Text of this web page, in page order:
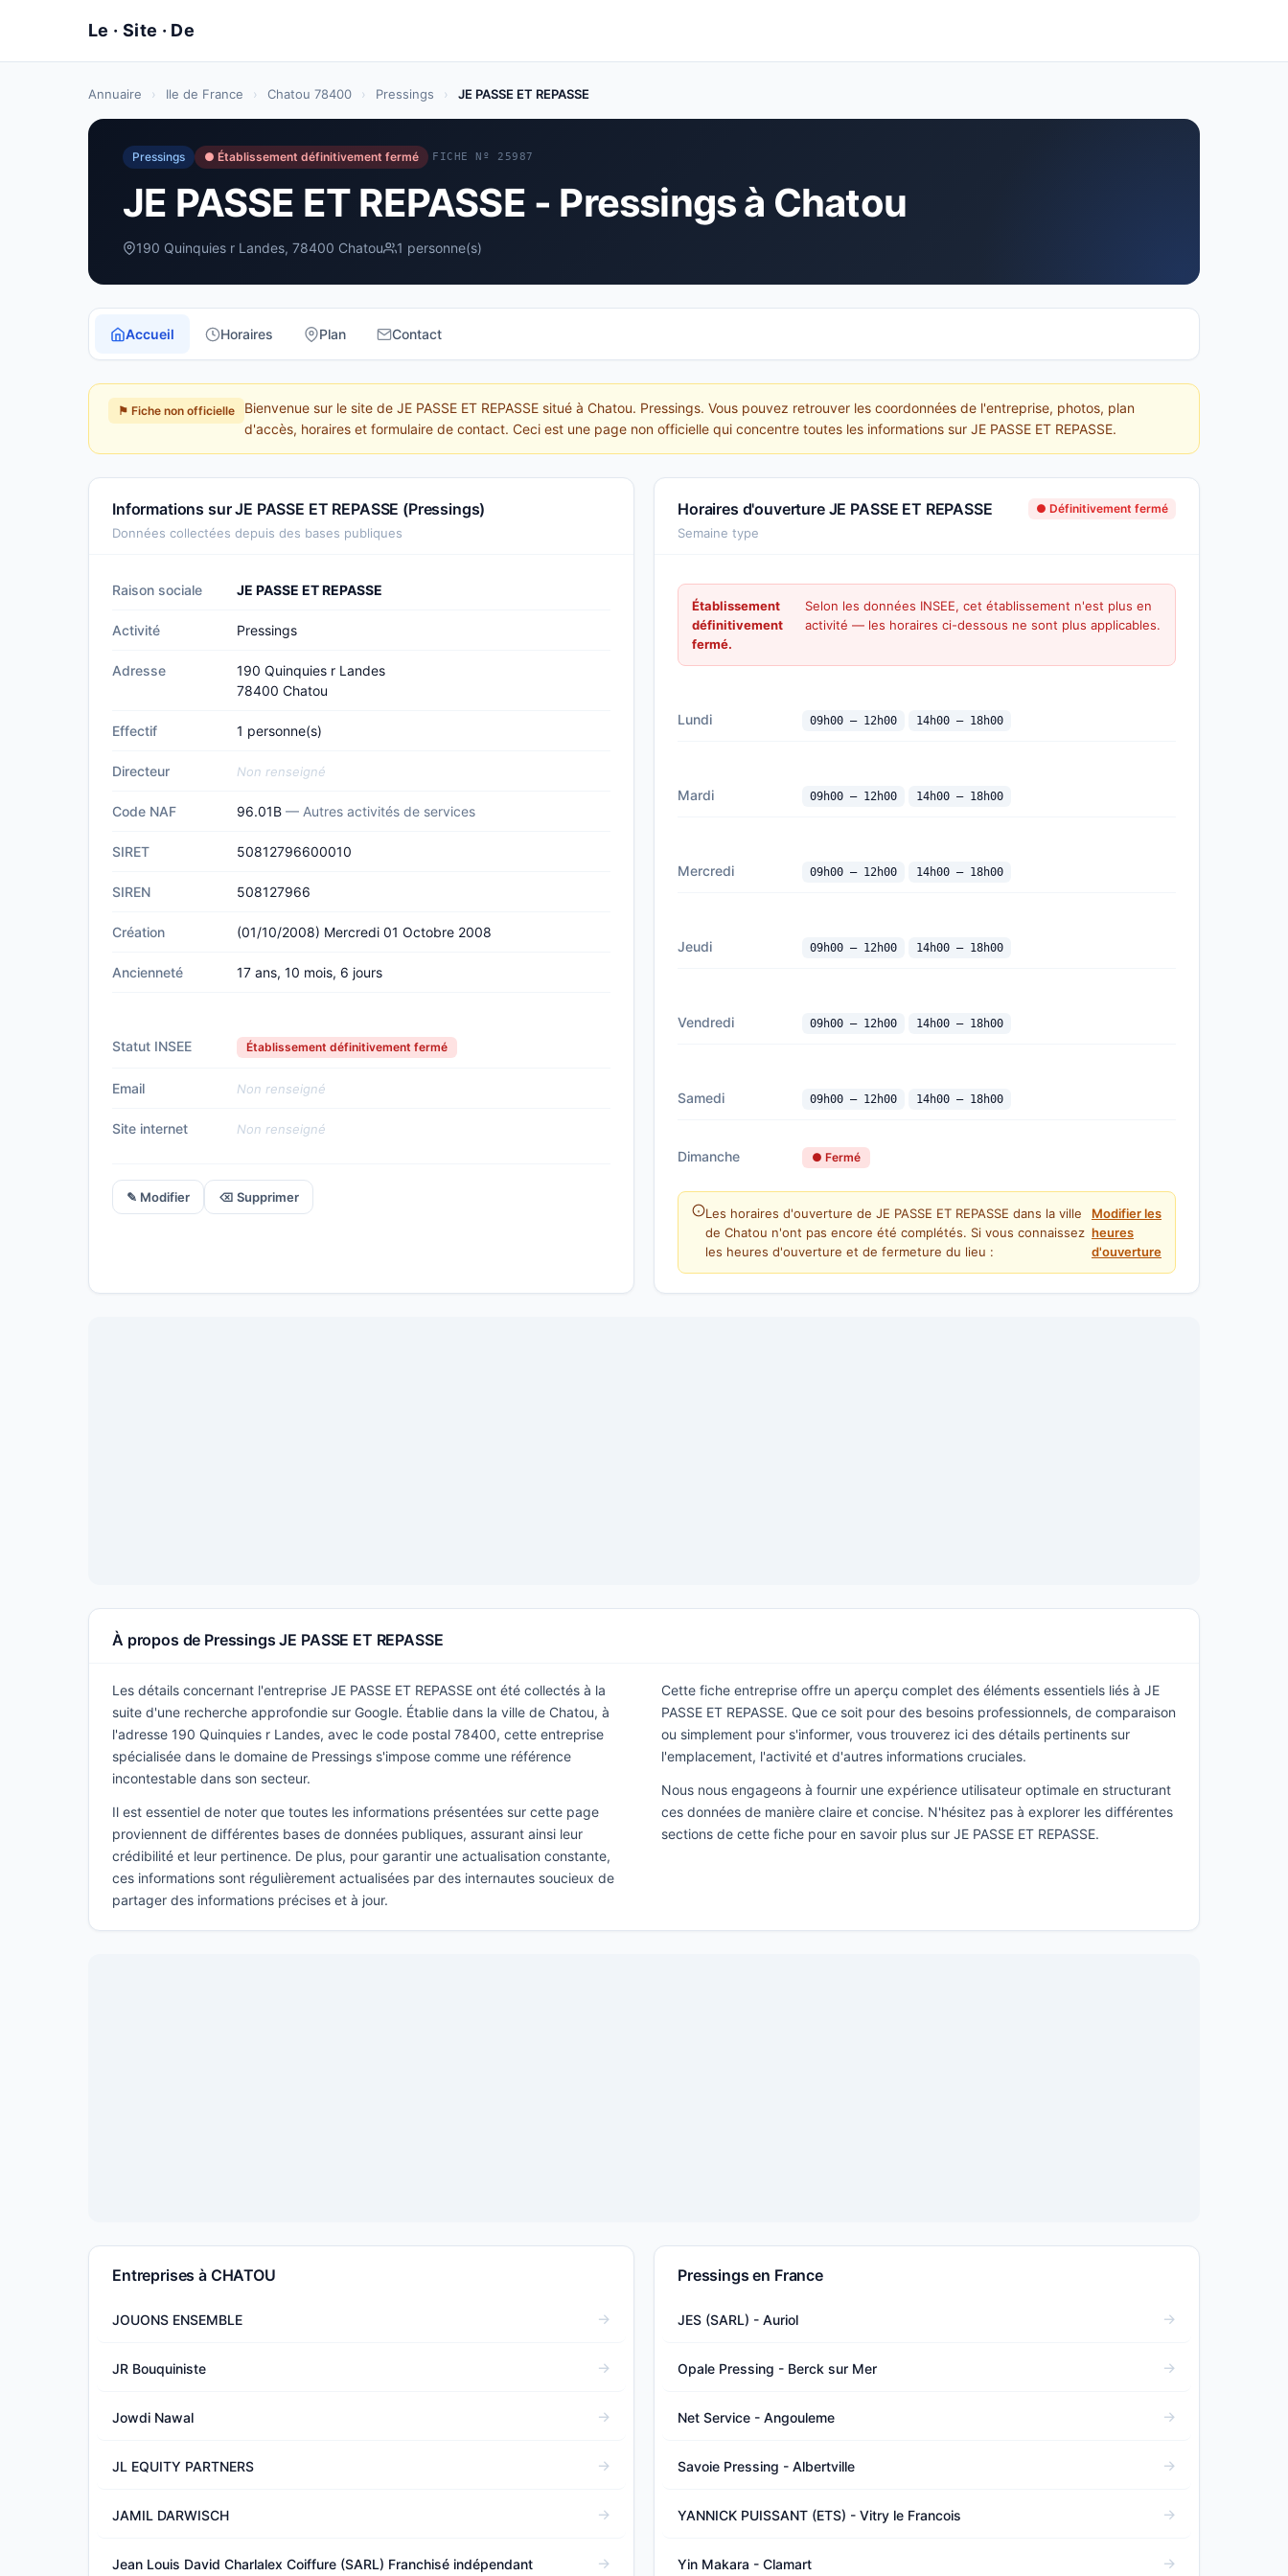
Annuaire › Ile de France › Chatou 78400 › Pressings › JE PASSE ET REPASSE
Pressings ● Établissement définitivement fermé FICHE Nº 25987
JE PASSE ET REPASSE - Pressings à Chatou
190 Quinquies r Landes, 78400 Chatou 1 personne(s)
Accueil Horaires Plan Contact
⚑ Fiche non officielle
Bienvenue sur le site de JE PASSE ET REPASSE situé à Chatou. Pressings. Vous pouvez retrouver les coordonnées de l'entreprise, photos, plan
d'accès, horaires et formulaire de contact. Ceci est une page non officielle qui concentre toutes les informations sur JE PASSE ET REPASSE.
Informations sur JE PASSE ET REPASSE (Pressings)
Données collectées depuis des bases publiques
Raison sociale JE PASSE ET REPASSE
Activité Pressings
Adresse
190 Quinquies r Landes
78400 Chatou
Effectif 1 personne(s)
Directeur Non renseigné
Code NAF 96.01B — Autres activités de services
SIRET 50812796600010
SIREN 508127966
Création (01/10/2008) Mercredi 01 Octobre 2008
Ancienneté 17 ans, 10 mois, 6 jours
Statut INSEE Établissement définitivement fermé
Email Non renseigné
Site internet Non renseigné
✎ Modifier ⌫ Supprimer
Horaires d'ouverture JE PASSE ET REPASSE ● Définitivement fermé
Semaine type
Établissement
définitivement
fermé.
Selon les données INSEE, cet établissement n'est plus en
activité — les horaires ci-dessous ne sont plus applicables.
Lundi 09h00 — 12h00 14h00 — 18h00
Mardi 09h00 — 12h00 14h00 — 18h00
Mercredi 09h00 — 12h00 14h00 — 18h00
Jeudi 09h00 — 12h00 14h00 — 18h00
Vendredi 09h00 — 12h00 14h00 — 18h00
Samedi 09h00 — 12h00 14h00 — 18h00
Dimanche ● Fermé
Les horaires d'ouverture de JE PASSE ET REPASSE dans la ville
de Chatou n'ont pas encore été complétés. Si vous connaissez
les heures d'ouverture et de fermeture du lieu :
Modifier les
heures
d'ouverture
À propos de Pressings JE PASSE ET REPASSE
Les détails concernant l'entreprise JE PASSE ET REPASSE ont été collectés à la
suite d'une recherche approfondie sur Google. Établie dans la ville de Chatou, à
l'adresse 190 Quinquies r Landes, avec le code postal 78400, cette entreprise
spécialisée dans le domaine de Pressings s'impose comme une référence
incontestable dans son secteur.
Il est essentiel de noter que toutes les informations présentées sur cette page
proviennent de différentes bases de données publiques, assurant ainsi leur
crédibilité et leur pertinence. De plus, pour garantir une actualisation constante,
ces informations sont régulièrement actualisées par des internautes soucieux de
partager des informations précises et à jour.
Cette fiche entreprise offre un aperçu complet des éléments essentiels liés à JE
PASSE ET REPASSE. Que ce soit pour des besoins professionnels, de comparaison
ou simplement pour s'informer, vous trouverez ici des détails pertinents sur
l'emplacement, l'activité et d'autres informations cruciales.
Nous nous engageons à fournir une expérience utilisateur optimale en structurant
ces données de manière claire et concise. N'hésitez pas à explorer les différentes
sections de cette fiche pour en savoir plus sur JE PASSE ET REPASSE.
Entreprises à CHATOU
JOUONS ENSEMBLE
JR Bouquiniste
Jowdi Nawal
JL EQUITY PARTNERS
JAMIL DARWISCH
Jean Louis David Charlalex Coiffure (SARL) Franchisé indépendant
Pressings en France
JES (SARL) - Auriol
Opale Pressing - Berck sur Mer
Net Service - Angouleme
Savoie Pressing - Albertville
YANNICK PUISSANT (ETS) - Vitry le Francois
Yin Makara - Clamart